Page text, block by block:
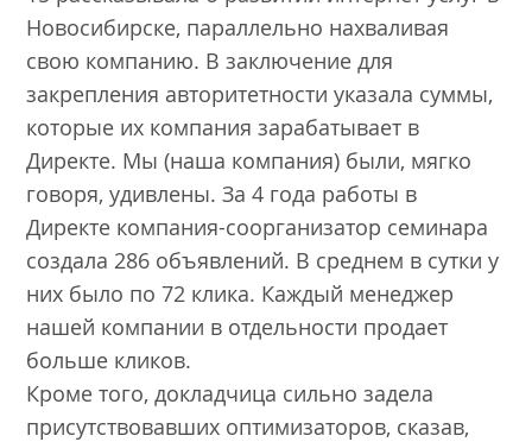
Новосибирске, параллельно нахваливая
свою компанию. В заключение для
закрепления авторитетности указала суммы,
которые их компания зарабатывает в
Директе. Мы (наша компания) были, мягко
говоря, удивлены. За 4 года работы в
Директе компания-соорганизатор семинара
создала 286 объявлений. В среднем в сутки у
них было по 72 клика. Каждый менеджер
нашей компании в отдельности продает
больше кликов.
Кроме того, докладчица сильно задела
присутствовавших оптимизаторов, сказав,